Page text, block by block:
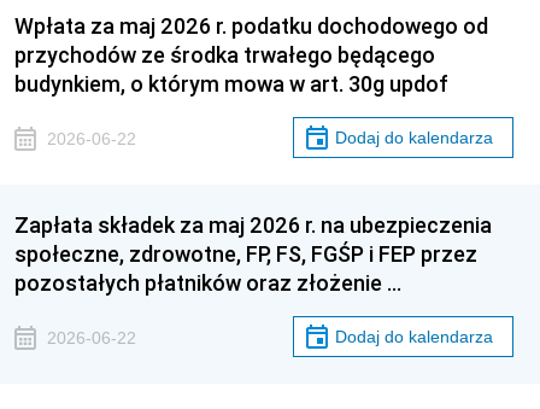
Wpłata za maj 2026 r. podatku dochodowego od
przychodów ze środka trwałego będącego
budynkiem, o którym mowa w art. 30g updof
2026-06-22 Dodaj do kalendarza
Zapłata składek za maj 2026 r. na ubezpieczenia
społeczne, zdrowotne, FP, FS, FGŚP i FEP przez
pozostałych płatników oraz złożenie …
2026-06-22 Dodaj do kalendarza